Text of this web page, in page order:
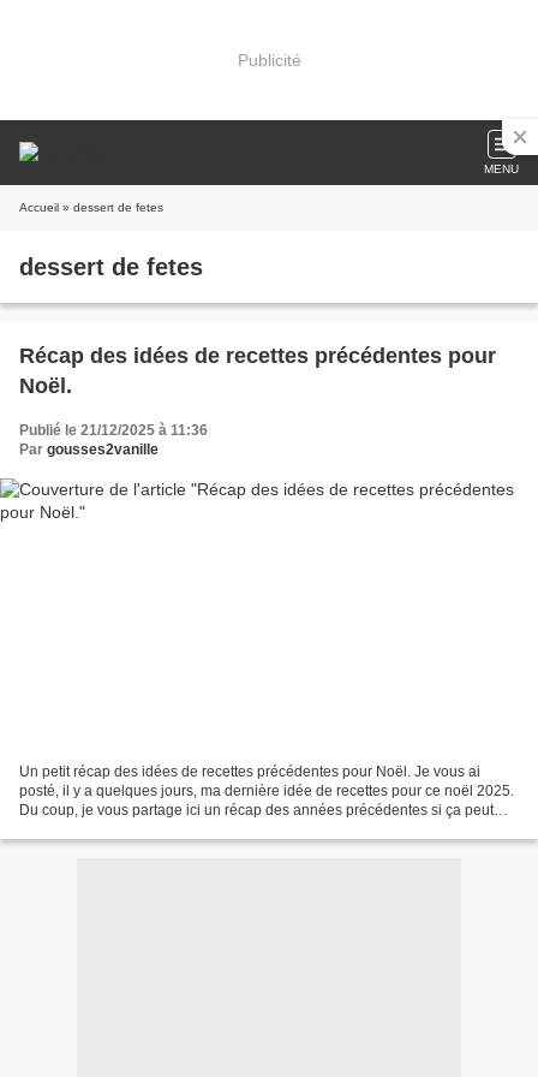
Publicité
MENU
Accueil » dessert de fetes
dessert de fetes
Récap des idées de recettes précédentes pour
Noël.
Publié le 21/12/2025 à 11:36
Par gousses2vanille
Un petit récap des idées de recettes précédentes pour Noël. Je vous ai
posté, il y a quelques jours, ma dernière idée de recettes pour ce noël 2025.
Du coup, je vous partage ici un récap des années précédentes si ça peut